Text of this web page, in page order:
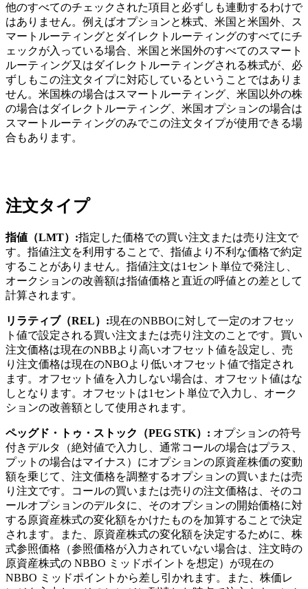
他のすべてのチェックされた項目と必ずしも連動するわけで
はありません。例えばオプションと株式、米国と米国外、ス
マートルーティングとダイレクトルーティングのすべてにチ
ェックが入っている場合、米国と米国外のすべてのスマート
ルーティング又はダイレクトルーティングされる株式が、必
ずしもこの注文タイプに対応しているということではありま
せん。米国株の場合はスマートルーティング、米国以外の株
の場合はダイレクトルーティング、米国オプションの場合は
スマートルーティングのみでこの注文タイプが使用できる場
合もあります。
注文タイプ
指値（LMT）:指定した価格での買い注文または売り注文で
す。指値注文を利用することで、指値より不利な価格で約定
することがありません。指値注文は1セント単位で発注し、
オークションの改善額は指値価格と直近の呼値との差として
計算されます。
リラティブ（REL）:現在のNBBOに対して一定のオフセッ
ト値で設定される買い注文または売り注文のことです。買い
注文価格は現在のNBBより高いオフセット値を設定し、売
り注文価格は現在のNBOより低いオフセット値で指定され
ます。オフセット値を入力しない場合は、オフセット値はな
しとなります。オフセットは1セント単位で入力し、オーク
ションの改善額として使用されます。
ペッグド・トゥ・ストック（PEG STK）: オプションの符号
付きデルタ（絶対値で入力し、通常コールの場合はプラス、
プットの場合はマイナス）にオプションの原資産株価の変動
額を乗じて、注文価格を調整するオプションの買いまたは売
り注文です。コールの買いまたは売りの注文価格は、そのコ
ールオプションのデルタに、そのオプションの開始価格に対
する原資産株式の変化額をかけたものを加算することで決定
されます。また、原資産株式の変化額を決定するために、株
式参照価格（参照価格が入力されていない場合は、注文時の
原資産株式の NBBO ミッドポイントを想定）が現在の
NBBO ミッドポイントから差し引かれます。また、株価レ